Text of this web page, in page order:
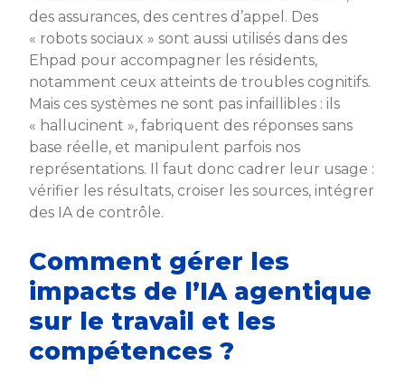
des assurances, des centres d’appel. Des
« robots sociaux » sont aussi utilisés dans des
Ehpad pour accompagner les résidents,
notamment ceux atteints de troubles cognitifs.
Mais ces systèmes ne sont pas infaillibles : ils
« hallucinent », fabriquent des réponses sans
base réelle, et manipulent parfois nos
représentations. Il faut donc cadrer leur usage :
vérifier les résultats, croiser les sources, intégrer
des IA de contrôle.
Comment gérer les
impacts de l’IA agentique
sur le travail et les
compétences ?